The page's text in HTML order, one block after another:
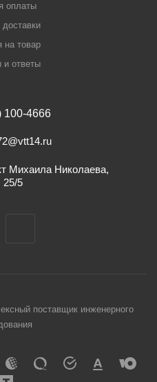
оплаты
на товар
и ответы
100-4666
Михаила Николаева,
25/5
поставщик инженерного